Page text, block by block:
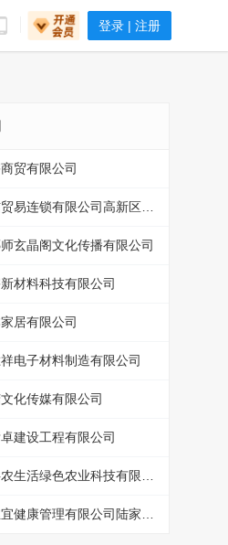
登录 | 注册
贸有限公司
玄晶阁文化传播有限公司
材料科技有限公司
居有限公司
电子材料制造有限公司
化传媒有限公司
建设工程有限公司